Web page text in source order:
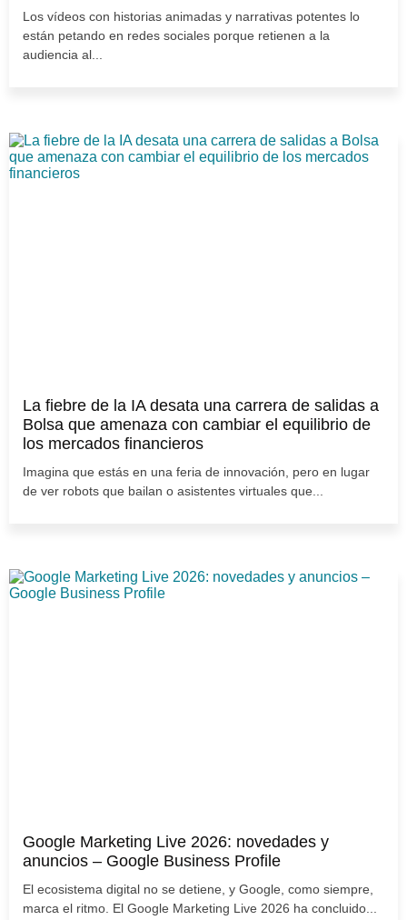
Los vídeos con historias animadas y narrativas potentes lo
están petando en redes sociales porque retienen a la
audiencia al...
La fiebre de la IA desata una carrera de salidas a
Bolsa que amenaza con cambiar el equilibrio de
los mercados financieros
Imagina que estás en una feria de innovación, pero en lugar
de ver robots que bailan o asistentes virtuales que...
Google Marketing Live 2026: novedades y
anuncios – Google Business Profile
El ecosistema digital no se detiene, y Google, como siempre,
marca el ritmo. El Google Marketing Live 2026 ha concluido...